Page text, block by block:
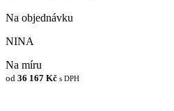
Na objednávku
NINA
Na míru
od 36 167 Kč s DPH